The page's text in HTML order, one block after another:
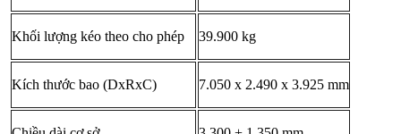
Khối lượng kéo theo cho phép 39.900 kg
Kích thước bao (DxRxC) 7.050 x 2.490 x 3.925 mm